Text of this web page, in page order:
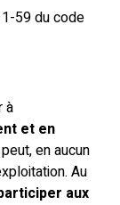
59 du code
à
et en
en aucun
Au
aux